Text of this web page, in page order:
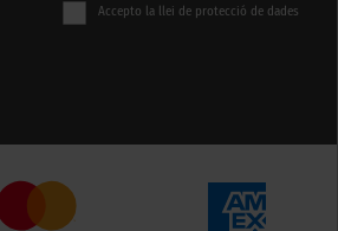
Accepto la llei de protecció de dades